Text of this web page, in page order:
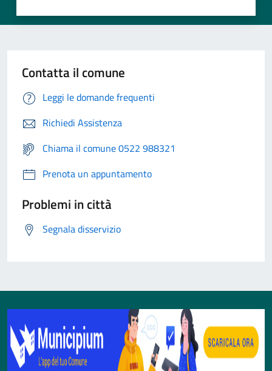
Contatta il comune
Leggi le domande frequenti
Richiedi Assistenza
Chiama il comune 0522 988321
Prenota un appuntamento
Problemi in città
Segnala disservizio